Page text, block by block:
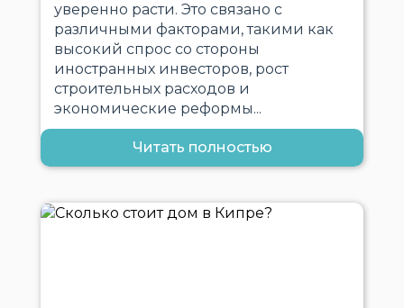
уверенно расти. Это связано с
различными факторами, такими как
высокий спрос со стороны
иностранных инвесторов, рост
строительных расходов и
экономические реформы...
Читать полностью